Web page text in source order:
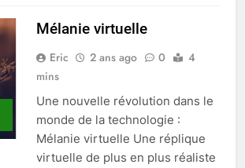
Mélanie virtuelle
Eric 2 ans ago 0
4
mins
Une nouvelle révolution dans le
monde de la technologie :
Mélanie virtuelle Une réplique
virtuelle de plus en plus réaliste